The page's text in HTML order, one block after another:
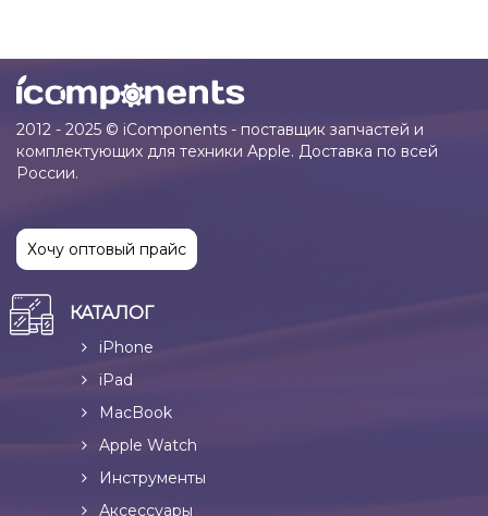
2012 - 2025 © iComponents - поставщик запчастей и
комплектующих для техники Apple. Доставка по всей
России.
Хочу оптовый прайс
КАТАЛОГ
iPhone
iPad
MacBook
Apple Watch
Инструменты
Аксессуары